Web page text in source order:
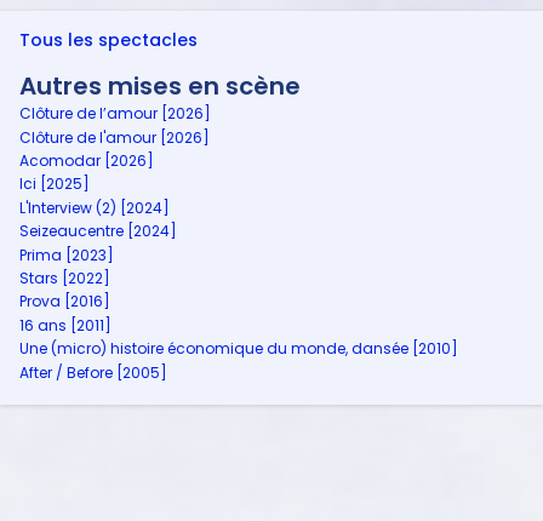
Tous les spectacles
Autres mises en scène
Clôture de l’amour [2026]
Clôture de l'amour [2026]
Acomodar [2026]
Ici [2025]
L'Interview (2) [2024]
Seizeaucentre [2024]
Prima [2023]
Stars [2022]
Prova [2016]
16 ans [2011]
Une (micro) histoire économique du monde, dansée [2010]
After / Before [2005]